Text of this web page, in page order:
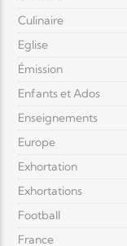
Culinaire
Eglise
Émission
Enfants et Ados
Enseignements
Europe
Exhortation
Exhortations
Football
France